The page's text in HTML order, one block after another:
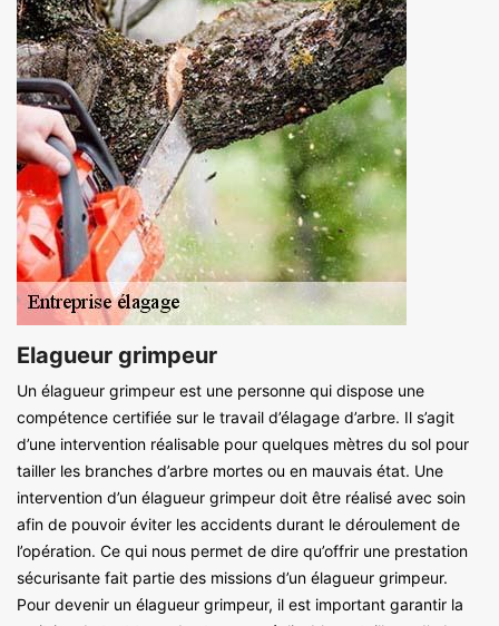
Elagueur grimpeur
Un élagueur grimpeur est une personne qui dispose une
compétence certifiée sur le travail d’élagage d’arbre. Il s’agit
d’une intervention réalisable pour quelques mètres du sol pour
tailler les branches d’arbre mortes ou en mauvais état. Une
intervention d’un élagueur grimpeur doit être réalisé avec soin
afin de pouvoir éviter les accidents durant le déroulement de
l’opération. Ce qui nous permet de dire qu’offrir une prestation
sécurisante fait partie des missions d’un élagueur grimpeur.
Pour devenir un élagueur grimpeur, il est important garantir la